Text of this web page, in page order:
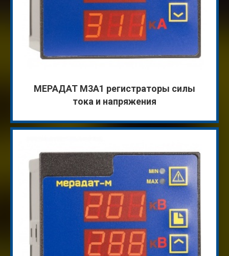
МЕРАДАТ М3А1 регистраторы силы
тока и напряжения